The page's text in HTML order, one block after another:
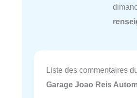
Liste des commentaires
Garage Joao Reis